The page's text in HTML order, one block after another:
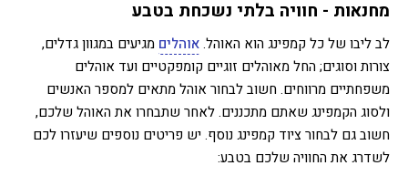
מחנאות - חוויה בלתי נשכחת בטבע
לב ליבו של כל קמפינג הוא האוהל.אוהלים מגיעים במגוון גדלים,
צורות וסוגים; החל מאוהלים זוגיים קומפקטיים ועד אוהלים
משפחתיים מרווחים. חשוב לבחור אוהל מתאים למספר האנשים
ולסוג הקמפינג שאתם מתכננים. לאחר שתבחרו את האוהל שלכם,
חשוב גם לבחור ציוד קמפינג נוסף. יש פריטים נוספים שיעזרו לכם
לשדרג את החוויה שלכם בטבע: